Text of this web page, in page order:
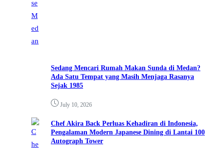
Sedang Mencari Rumah Makan Sunda di Medan?
Ada Satu Tempat yang Masih Menjaga Rasanya
Sejak 1985
July 10, 2026
Chef Akira Back Perluas Kehadiran di Indonesia,
Pengalaman Modern Japanese Dining di Lantai 100
Autograph Tower